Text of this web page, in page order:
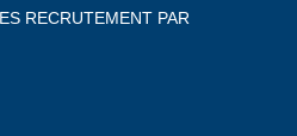
RECRUTEMENT PAR